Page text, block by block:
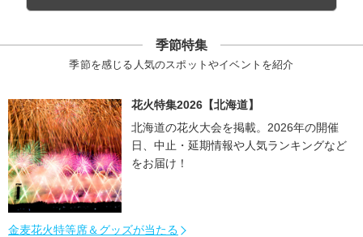
季節特集
季節を感じる人気のスポットやイベントを紹介
花火特集2026【北海道】
北海道の花火大会を掲載。2026年の開催
日、中止・延期情報や人気ランキングなど
をお届け！
金麦花火特等席＆グッズが当たる